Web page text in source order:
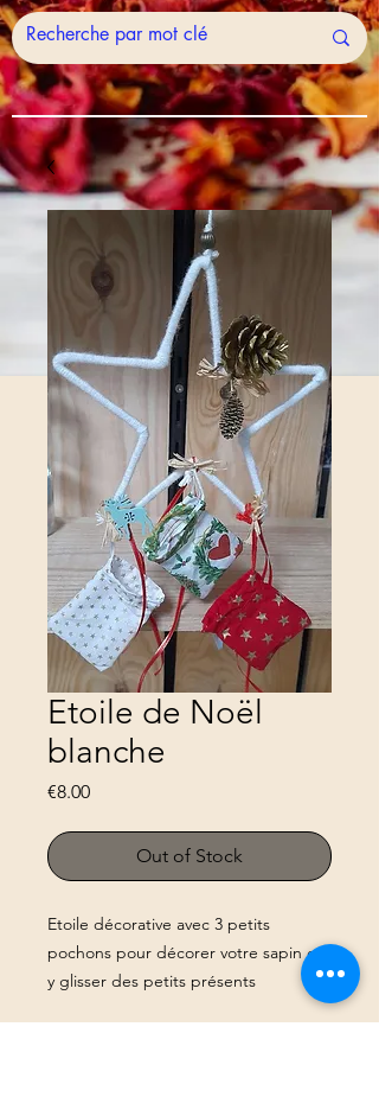
Etoile de Noël
blanche
€8.00Price
Out of Stock
Etoile décorative avec 3 petits
pochons pour décorer votre sapin et
y glisser des petits présents